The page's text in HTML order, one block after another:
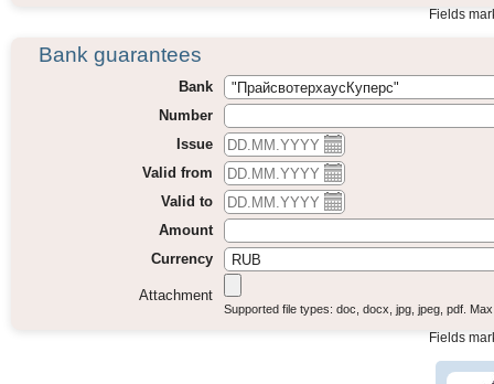
Fields
Bank guarantees
Bank
Number
Issue
Valid from
Valid to
Amount
Currency
Attachment
Supported
Fields